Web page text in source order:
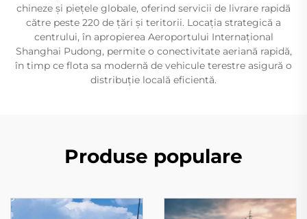
chineze și piețele globale, oferind servicii de livrare rapidă
către peste 220 de țări și teritorii. Locația strategică a
centrului, în apropierea Aeroportului Internațional
Shanghai Pudong, permite o conectivitate aeriană rapidă,
în timp ce flota sa modernă de vehicule terestre asigură o
distribuție locală eficientă.
Produse populare